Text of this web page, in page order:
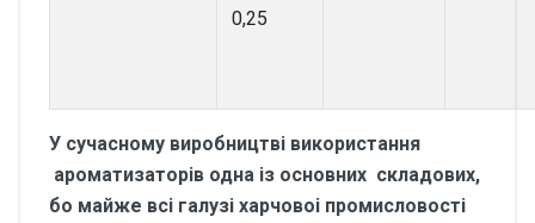
0,25
У сучасному виробництві використання
ароматизаторів одна із основних складових,
бо майже всі галузі харчовоі промисловості